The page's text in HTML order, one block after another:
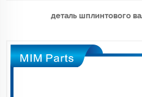
деталь шплинтового